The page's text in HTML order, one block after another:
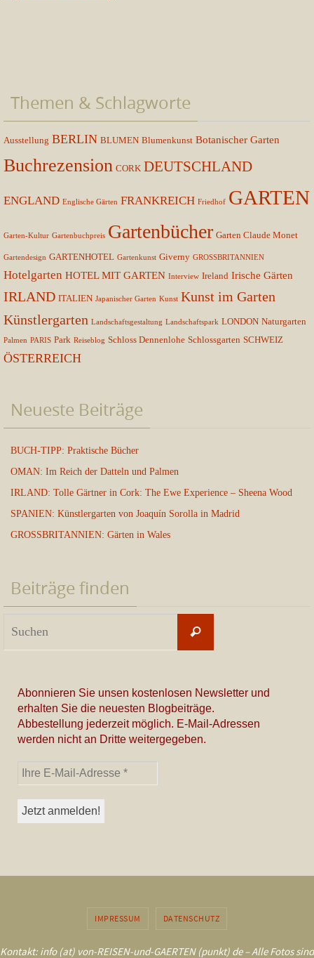
Themen & Schlagworte
Ausstellung BERLIN BLUMEN Blumenkunst Botanischer Garten
Buchrezension CORK DEUTSCHLAND
ENGLAND Englische Gärten FRANKREICH Friedhof GARTEN
Garten-Kultur Gartenbuchpreis Gartenbücher Garten Claude Monet
Gartendesign GARTENHOTEL Gartenkunst Giverny GROSSBRITANNIEN
Hotelgarten HOTEL MIT GARTEN Interview Ireland Irische Gärten
IRLAND ITALIEN Japanischer Garten Kunst Kunst im Garten
Künstlergarten Landschaftsgestaltung Landschaftspark LONDON Naturgarten
Palmen PARIS Park Reiseblog Schloss Dennenlohe Schlossgarten SCHWEIZ
ÖSTERREICH
Neueste Beiträge
BUCH-TIPP: Praktische Bücher
OMAN: Im Reich der Datteln und Palmen
IRLAND: Tolle Gärtner in Cork: The Ewe Experience – Sheena Wood
SPANIEN: Künstlergarten von Joaquín Sorolla in Madrid
GROSSBRITANNIEN: Gärten in Wales
Beiträge finden
Suchen
Abonnieren Sie unsen kostenlosen Newsletter und
erhalten Sie die neuesten Blogbeiträge.
Abbestellung jederzeit möglich. E-Mail-Adressen
werden nicht an Dritte weitergegeben.
IMPRESSUM DATENSCHUTZ
Kontakt: info (at) von-REISEN-und-GAERTEN (punkt) de – Alle Fotos sind